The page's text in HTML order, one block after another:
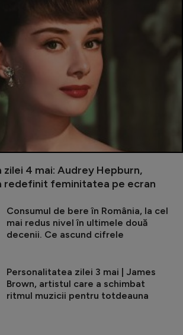
4 mai: Audrey Hepburn,
redefinit feminitatea pe ecran
Consumul de bere în România, la cel
mai redus nivel în ultimele două
decenii. Ce ascund cifrele
Personalitatea zilei 3 mai | James
Brown, artistul care a schimbat
ritmul muzicii pentru totdeauna